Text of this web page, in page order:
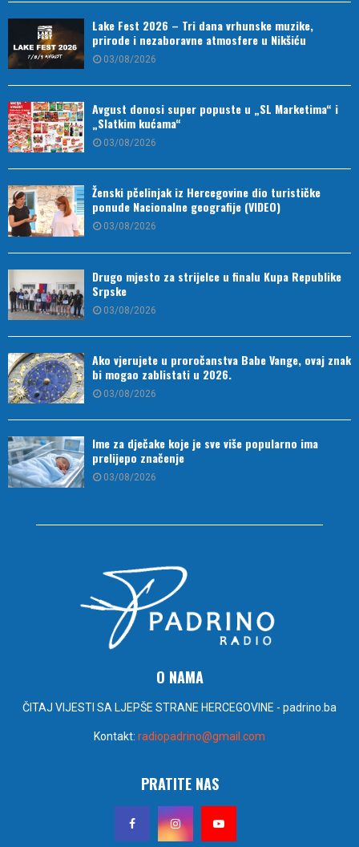
Lake Fest 2026 – Tri dana vrhunske muzike,
prirode i nezaboravne atmosfere u Nikšiću
03/08/2026
Avgust donosi super popuste u „SL Marketima“ i
„Slatkim kućama“
03/08/2026
Ženski pčelinjak iz Hercegovine dio turističke
ponude Nacionalne geografije (VIDEO)
03/08/2026
Drugo mjesto za strijelce u finalu Kupa Republike
Srpske
03/08/2026
Ako vjerujete u proročanstva Babe Vange, ovaj znak
bi mogao zablistati u 2026.
03/08/2026
Ime za dječake koje je sve više popularno ima
prelijepo značenje
03/08/2026
O NAMA
ČITAJ VIJESTI SA LJEPŠE STRANE HERCEGOVINE - padrino.ba
Kontakt: radiopadrino@gmail.com
PRATITE NAS